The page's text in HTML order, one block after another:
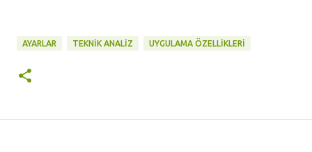
AYARLAR TEKNIK ANALIZ UYGULAMA ÖZELLIKLERI